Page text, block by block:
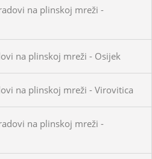
na plinskoj mreži -
na plinskoj mreži - Osijek
na plinskoj mreži - Virovitica
na plinskoj mreži -